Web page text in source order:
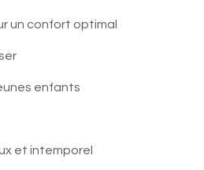
un confort optimal
enfants
et intemporel